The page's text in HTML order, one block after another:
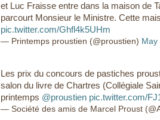
et Luc Fraisse entre dans la maison de
parcourt Monsieur le Ministre. Cette
pic.twitter.com/Ghfl4k5UHm
— Printemps proustien (@proustien) May
Les prix du concours de pastiches
salon du livre de Chartres (Collégiale
printemps @proustien pic.twitter.com/
— Société des amis de Marcel Proust